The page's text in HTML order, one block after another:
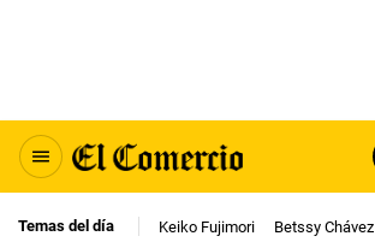
Temas del día Keiko Fujimori Betssy Chávez